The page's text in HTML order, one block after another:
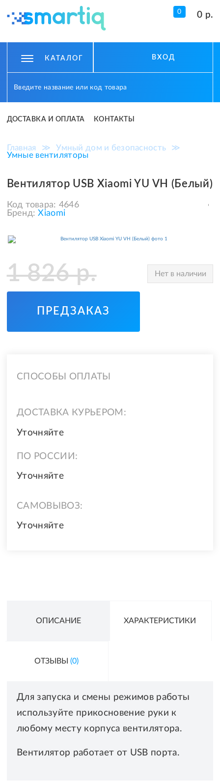
0 0 р.
КАТАЛОГ ВХОД
ДОСТАВКА И ОПЛАТА КОНТАКТЫ
Главная ≫ Умный дом и безопасность
≫
Умные вентиляторы
Вентилятор USB Xiaomi YU VH (Белый)
Код товара: 4646
Бренд: Xiaomi
1 826р. Нет в наличии
ПРЕДЗАКАЗ
СПОСОБЫ ОПЛАТЫ
ДОСТАВКА КУРЬЕРОМ:
Уточняйте
ПО РОССИИ:
Уточняйте
САМОВЫВОЗ:
Уточняйте
ОПИСАНИЕ ХАРАКТЕРИСТИКИ
ОТЗЫВЫ (0)
Для запуска и смены режимов работы
используйте прикосновение руки к
любому месту корпуса вентилятора.
Вентилятор работает от USB порта.